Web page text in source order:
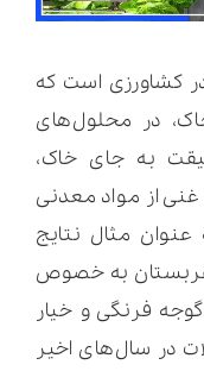
کشاورزی است که
در محلول‌های
به جای خاک،
از مواد معدنی
مثال نتایج
عربستان به خصوص
فرنگی و خیار
در سال‌های اخیر